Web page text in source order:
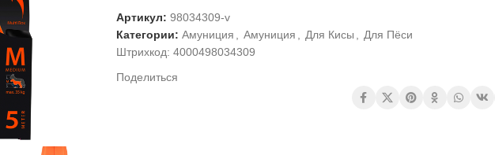
Артикул:98034309-v
Категории: Амуниция Амуниция Для Кисы
Для Пёси
Штрихкод:4000498034309
Поделиться